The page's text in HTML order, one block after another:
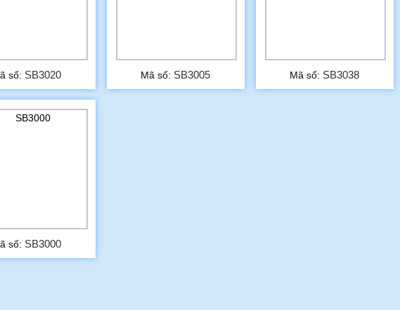
số: SB3020 Mã số: SB3005 Mã số: SB3038
số: SB3000